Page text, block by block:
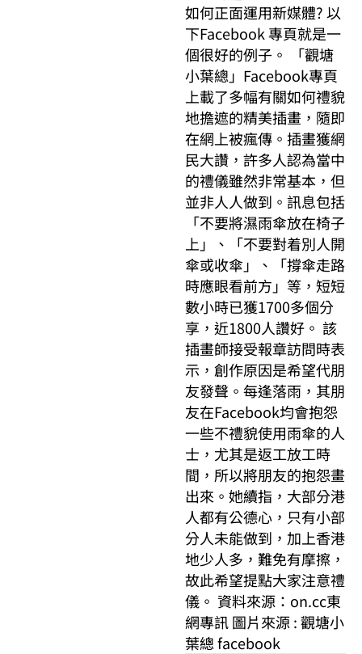
如何正面運用新媒體? 以
下Facebook 專頁就是一
個很好的例子。 「觀塘
小葉總」Facebook專頁
上載了多幅有關如何禮貌
地擔遮的精美插畫，隨即
在網上被瘋傳。插畫獲網
民大讚，許多人認為當中
的禮儀雖然非常基本，但
並非人人做到。訊息包括
「不要將濕雨傘放在椅子
上」、「不要對着別人開
傘或收傘」、「撐傘走路
時應眼看前方」等，短短
數小時已獲1700多個分
享，近1800人讚好。 該
插畫師接受報章訪問時表
示，創作原因是希望代朋
友發聲。每逢落雨，其朋
友在Facebook均會抱怨
一些不禮貌使用雨傘的人
士，尤其是返工放工時
間，所以將朋友的抱怨畫
出來。她續指，大部分港
人都有公德心，只有小部
分人未能做到，加上香港
地少人多，難免有摩擦，
故此希望提點大家注意禮
儀。 資料來源：on.cc東
網專訊 圖片來源 : 觀塘小
葉總 facebook